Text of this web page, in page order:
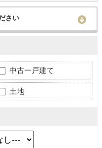
さい
中古一戸建て
土地